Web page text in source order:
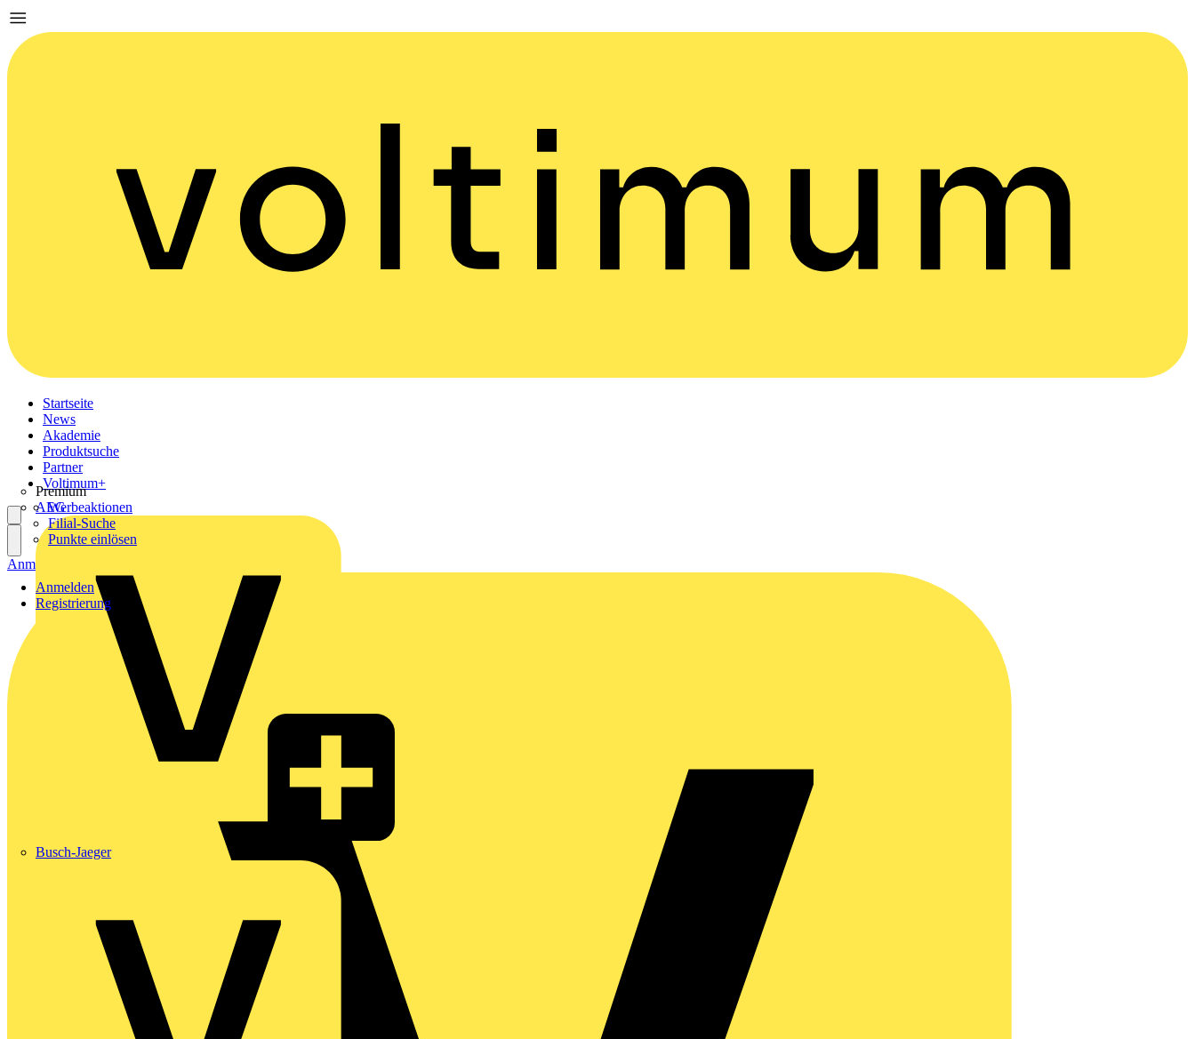
Startseite
News
Akademie
Produktsuche
Partner
Premium
AEG
Busch-Jaeger
Voltimum+
Werbeaktionen
Filial-Suche
Punkte einlösen
Anmelden
Registrierung
Anmelden